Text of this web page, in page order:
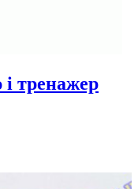
і тренажер